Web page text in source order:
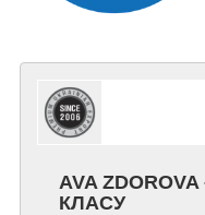
AVA
КЛАСУ